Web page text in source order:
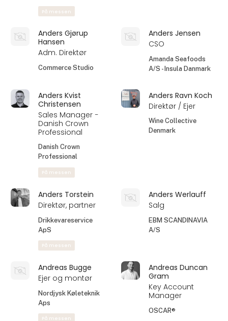
På messen
Anders Gjørup
Hansen
Adm. Direktør
Commerce Studio
Anders Jensen
CSO
Amanda Seafoods
A/S - Insula Danmark
Anders Kvist
Christensen
Sales Manager −
Danish Crown
Professional
Danish Crown
Professional
På messen
Anders Ravn Koch
Direktør / Ejer
Wine Collective
Denmark
Anders Torstein
Direktør, partner
Drikkevareservice
ApS
På messen
Anders Werlauff
Salg
EBM SCANDINAVIA
A/S
Andreas Bugge
Ejer og montør
Nordjysk Køleteknik
Aps
På messen
Andreas Duncan
Gram
Key Account
Manager
OSCAR®